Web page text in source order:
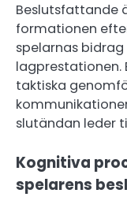
Beslutsfattande
formationen
spelarnas
lagprestationen.
taktiska
slutändan leder
Kognitiva
spelarens